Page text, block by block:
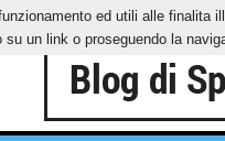
POLICY
ed utili alle
un link o proseguendo la